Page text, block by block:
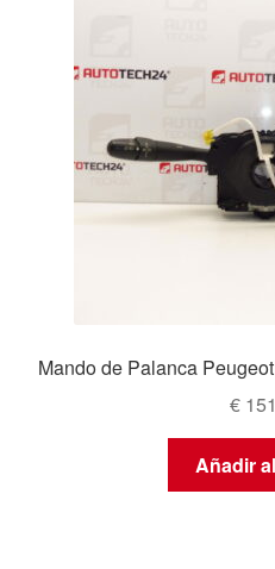
Mando de Palanca
€
Añadir